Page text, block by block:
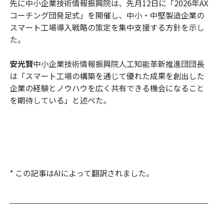
先に中小企業技術情報振興院は、先月12日に「2026年AX
コーチング団発足式」を開催し、中小・中堅製造企業の
スマート工場導入戦略の策定を集中支援する方針を示し
た。
安光賢中小企業技術情報振興院人工知能革新推進団団長
は「スマート工場の構築を通じて優れた成果を創出した
企業の経験とノウハウを広く共有できる機会になること
を期待している」と述べた。
* この記事はAIによって翻訳されました。